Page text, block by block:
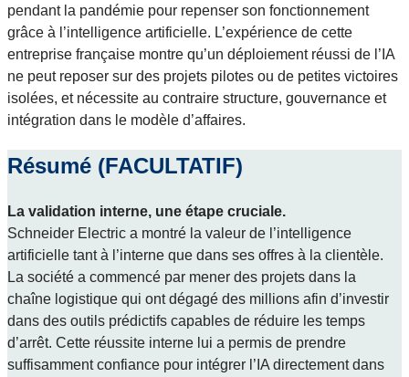
pendant la pandémie pour repenser son fonctionnement
grâce à l’intelligence artificielle. L’expérience de cette
entreprise française montre qu’un déploiement réussi de l’IA
ne peut reposer sur des projets pilotes ou de petites victoires
isolées, et nécessite au contraire structure, gouvernance et
intégration dans le modèle d’affaires.
Résumé (FACULTATIF)
La validation interne, une étape cruciale.
Schneider Electric a montré la valeur de l’intelligence
artificielle tant à l’interne que dans ses offres à la clientèle.
La société a commencé par mener des projets dans la
chaîne logistique qui ont dégagé des millions afin d’investir
dans des outils prédictifs capables de réduire les temps
d’arrêt. Cette réussite interne lui a permis de prendre
suffisamment confiance pour intégrer l’IA directement dans